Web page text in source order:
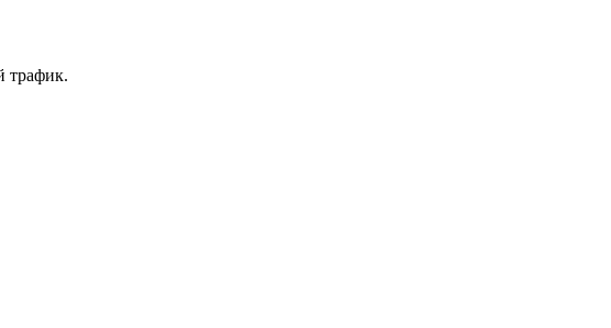
трафик.